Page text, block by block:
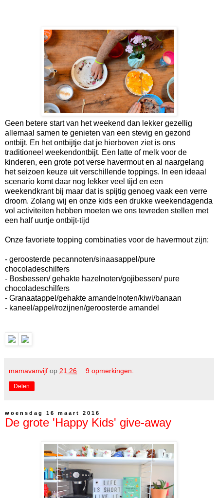
Geen betere start van het weekend dan lekker gezellig
allemaal samen te genieten van een stevig en gezond
ontbijt. En het ontbijtje dat je hierboven ziet is ons
traditioneel weekendontbijt. Een latte of melk voor de
kinderen, een grote pot verse havermout en al naargelang
het seizoen keuze uit verschillende toppings. In een ideaal
scenario komt daar nog lekker veel tijd en een
weekendkrant bij maar dat is spijtig genoeg vaak een verre
droom. Zolang wij en onze kids een drukke weekendagenda
vol activiteiten hebben moeten we ons tevreden stellen met
een half uurtje ontbijt-tijd
Onze favoriete topping combinaties voor de havermout zijn:
- geroosterde pecannoten/sinaasappel/pure
chocoladeschilfers
- Bosbessen/ gehakte hazelnoten/gojibessen/ pure
chocoladeschilfers
- Granaatappel/gehakte amandelnoten/kiwi/banaan
- kaneel/appel/rozijnen/geroosterde amandel
mamavanvijf op 21:26 9 opmerkingen:
Delen
woensdag 16 maart 2016
De grote 'Happy Kids' give-away